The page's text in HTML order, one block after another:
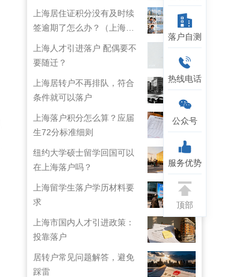
上海居住证积分没有及时续
签逾期了怎么办？（上海居
住证续签了但积分忘了）
上海人才引进落户 配偶要不
要随迁？
上海居转户不再排队，符合
条件就可以落户
上海落户积分怎么算？应届
生72分标准细则
纽约大学硕士留学回国可以
在上海落户吗？
上海留学生落户学历材料要
求
上海市国内人才引进政策：
投靠落户
居转户常见问题解答，避免
踩雷
落户自测
热线电话
公众号
服务优势
顶部